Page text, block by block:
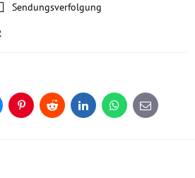
Sendungsverfolgung
PinterestReddit LinkedInWhatsApp
E-
mail